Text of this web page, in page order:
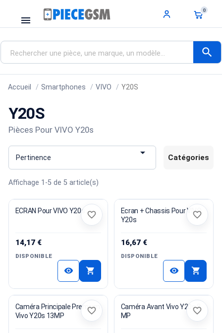
menu
0
search
Accueil Smartphones VIVO Y20S
Y20S
Pièces Pour VIVO Y20s
Pertinence  Catégories
Affichage 1-5 de 5 article(s)
ECRAN Pour VIVO Y20s
14,17 €
DISPONIBLE
visibility shopping_cart
favorite_border
Ecran + Chassis Pour VIVO
Y20s
16,67 €
DISPONIBLE
visibility shopping_cart
favorite_border
Caméra Principale Premium
Vivo Y20s 13MP
favorite_border
Caméra Avant Vivo Y20s 8
MP
favorite_border